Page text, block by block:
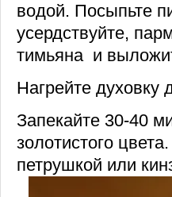
водой. Посыпьте
усердствуйте,
тимьяна и
Нагрейте духовку
Запекайте 30-40
золотистого
петрушкой или